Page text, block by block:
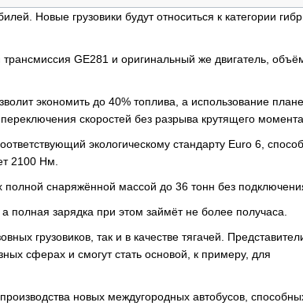
Новые грузовики будут относиться к категории
GE281 и оригинальный же двигатель,
экономить до 40% топлива, а использование
скоростей без разрыва крутящего
экологическому стандарту Euro 6,
2100 Нм.
полной снаряжённой массой до 36 тонн без
полная зарядка при этом займёт не более получаса.
грузовиков, так и в качестве тягачей.
сферах и смогут стать основой, к примеру, для
новых междугородных автобусов,